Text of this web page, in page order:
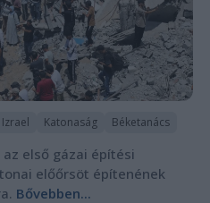
Izrael Katonaság Béketanács
első gázai építési
előőrsöt építenének
Bővebben...